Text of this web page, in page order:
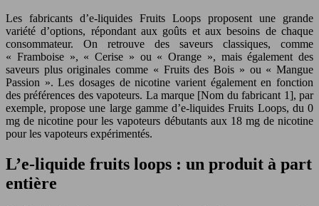
Les fabricants d’e-liquides Fruits Loops proposent une grande
variété d’options, répondant aux goûts et aux besoins de chaque
consommateur. On retrouve des saveurs classiques, comme
« Framboise », « Cerise » ou « Orange », mais également des
saveurs plus originales comme « Fruits des Bois » ou « Mangue
Passion ». Les dosages de nicotine varient également en fonction
des préférences des vapoteurs. La marque [Nom du fabricant 1], par
exemple, propose une large gamme d’e-liquides Fruits Loops, du 0
mg de nicotine pour les vapoteurs débutants aux 18 mg de nicotine
pour les vapoteurs expérimentés.
L’e-liquide fruits loops : un produit à part
entière